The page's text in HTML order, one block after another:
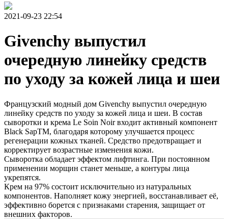
2021-09-23 22:54
Givenchy выпустил
очередную линейку средств
по уходу за кожей лица и шеи
Французский модный дом Givenchy выпустил очередную
линейку средств по уходу за кожей лица и шеи. В состав
сыворотки и крема Le Soin Noir входит активный компонент
Black SapTM, благодаря которому улучшается процесс
регенерации кожных тканей. Средство предотвращает и
корректирует возрастные изменения кожи.
Сыворотка обладает эффектом лифтинга. При постоянном
применении морщин станет меньше, а контуры лица
укрепятся.
Крем на 97% состоит исключительно из натуральных
компонентов. Наполняет кожу энергией, восстанавливает её,
эффективно борется с признаками старения, защищает от
внешних факторов.